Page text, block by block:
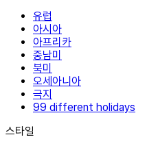
유럽
아시아
아프리카
중남미
북미
오세아니아
극지
99 different holidays
스타일